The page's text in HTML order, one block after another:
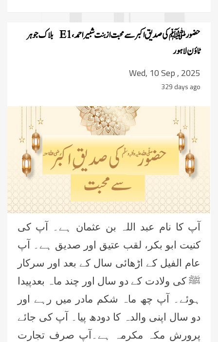
حضور ﷺ کی صدیق اکبر سے محبت از بنت شبیر احمد، E1 بلاک جوہر
ٹاؤن لاہور
Wed, 10 Sep , 2025
329 days ago
آپ کا نام عبد اللہ بن عثمان ہے۔ آپ کی
کنیت ابو بکر، لقب عتیق اور صدیق ہے۔ آپ
عام الفیل کے اڑھائی سال کے بعد اور سرکار
ﷺ کی ولادت کے دو سال اور چند ماہ بعدپیدا
ہوئے۔ آپ چھ ماہ شکم مادر میں رہے اور
دو سال اپنی والدہ کا دودھ پیا۔ آپ کی جائے
پرورش مکہ مکرمہ ہے۔آپ صرف تجارت